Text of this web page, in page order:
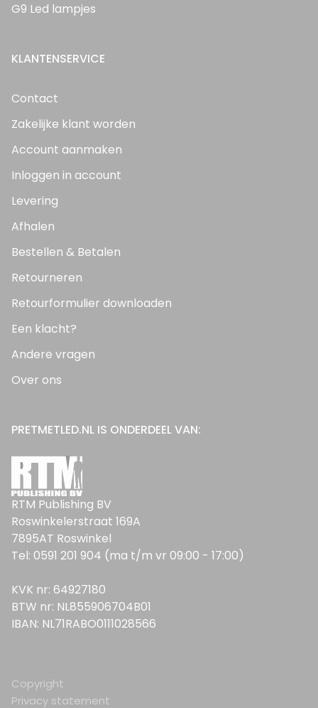
G9 Led lampjes
KLANTENSERVICE
Contact
Zakelijke klant worden
Account aanmaken
Inloggen in account
Levering
Afhalen
Bestellen & Betalen
Retourneren
Retourformulier downloaden
Een klacht?
Andere vragen
Over ons
PRETMETLED.NL IS ONDERDEEL VAN:
RTM Publishing BV
Roswinkelerstraat 169A
7895AT Roswinkel
Tel: 0591 201 904 (ma t/m vr 09:00 - 17:00)
KVK nr: 64927180
BTW nr: NL855906704B01
IBAN: NL71RABO0111028566
Copyright
Privacy statement